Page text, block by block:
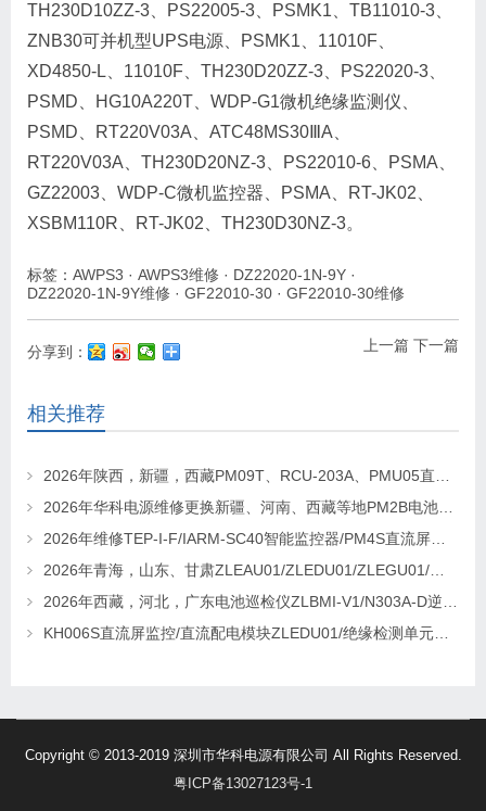
TH230D10ZZ-3、PS22005-3、PSMK1、TB11010-3、
ZNB30可并机型UPS电源、PSMK1、11010F、
XD4850-L、11010F、TH230D20ZZ-3、PS22020-3、
PSMD、HG10A220T、WDP-G1微机绝缘监测仪、
PSMD、RT220V03A、ATC48MS30ⅢA、
RT220V03A、TH230D20NZ-3、PS22010-6、PSMA、
GZ22003、WDP-C微机监控器、PSMA、RT-JK02、
XSBM110R、RT-JK02、TH230D30NZ-3。
标签： AWPS3 · AWPS3维修 · DZ22020-1N-9Y ·
DZ22020-1N-9Y维修 · GF22010-30 · GF22010-30维修
上一篇 下一篇
分享到：
相关推荐
2026年陕西，新疆，西藏PM09T、RCU-203A、PMU05直流屏监控维修及更换请联系华科电源
2026年华科电源维修更换新疆、河南、西藏等地PM2B电池巡检单元，PM2J绝缘检测单元、PSM-T07E 监控
2026年维修TEP-I-F/IARM-SC40智能监控器/PM4S直流屏监控找华科电源
2026年青海，山东、甘肃ZLEAU01/ZLEDU01/ZLEGU01/电池巡检仪ZLBM-12更换及维修
2026年西藏，河北，广东电池巡检仪ZLBMI-V1/N303A-D逆变器/ATC48M30Ⅲ电源模块维修更换
KH006S直流屏监控/直流配电模块ZLEDU01/绝缘检测单元DJY60更换及维修
Copyright © 2013-2019 深圳市华科电源有限公司 All Rights Reserved.
粤ICP备13027123号-1